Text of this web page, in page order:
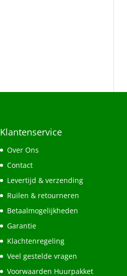
Klantenservice
Over Ons
Contact
Levertijd & verzending
Ruilen & retourneren
Betaalmogelijkheden
Garantie
Klachtenregeling
Veel gestelde vragen
Voorwaarden Huurpakket